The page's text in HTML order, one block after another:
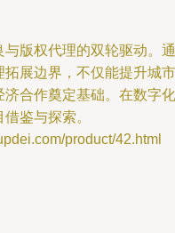
版权代理的双轮驱动。通
展边界，不仅能提升城市
合作奠定基础。在数字化
鉴与探索。
product/42.html